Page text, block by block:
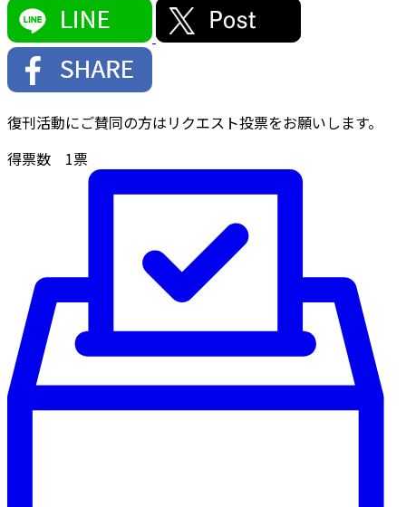
復刊活動にご賛同の方はリクエスト投票をお願いします。
得票数 1票